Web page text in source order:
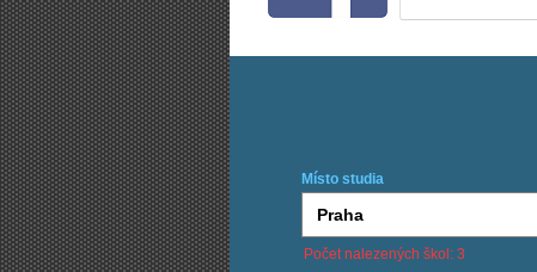
Místo studia
Počet nalezených škol: 3